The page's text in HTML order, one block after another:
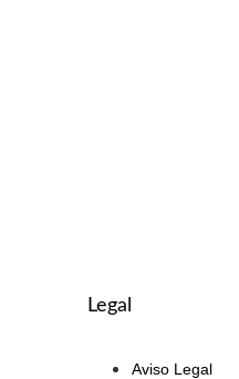
Legal
Aviso Legal